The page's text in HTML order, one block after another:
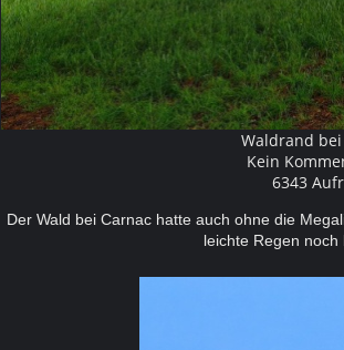
Waldrand bei
Kein
6343
Der Wald bei Carnac hatte auch ohne die
leichte Regen